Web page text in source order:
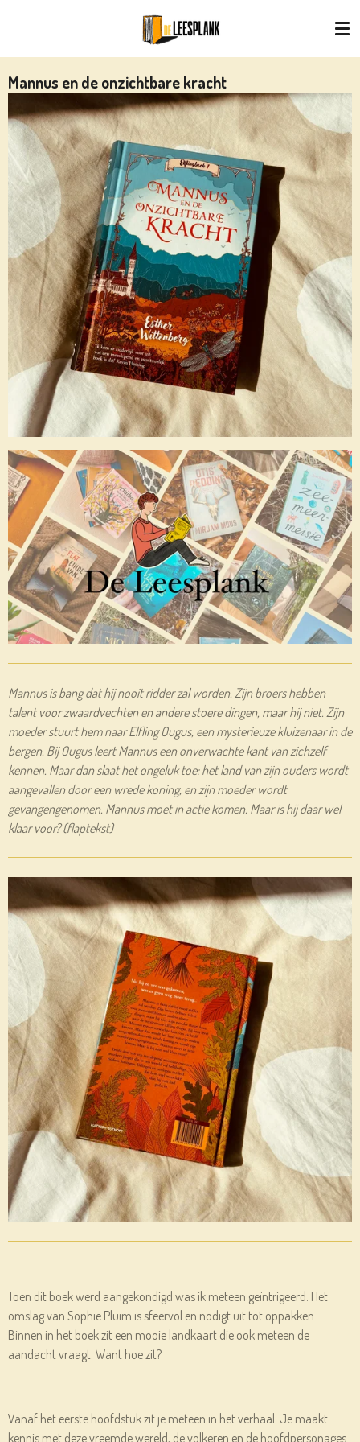
naar
de
hoofdinhoud
Mannus en de onzichtbare kracht
Mannus is bang dat hij nooit ridder zal worden. Zijn broers hebben
talent voor zwaardvechten en andere stoere dingen, maar hij niet. Zijn
moeder stuurt hem naar Elfling Ougus, een mysterieuze kluizenaar in de
bergen. Bij Ougus leert Mannus een onverwachte kant van zichzelf
kennen. Maar dan slaat het ongeluk toe: het land van zijn ouders wordt
aangevallen door een wrede koning, en zijn moeder wordt
gevangengenomen. Mannus moet in actie komen. Maar is hij daar wel
klaar voor? (flaptekst)
Toen dit boek werd aangekondigd was ik meteen geïntrigeerd. Het
omslag van Sophie Pluim is sfeervol en nodigt uit tot oppakken.
Binnen in het boek zit een mooie landkaart die ook meteen de
aandacht vraagt. Want hoe zit?
Vanaf het eerste hoofdstuk zit je meteen in het verhaal. Je maakt
kennis met deze vreemde wereld, de volkeren en de hoofdpersonages.